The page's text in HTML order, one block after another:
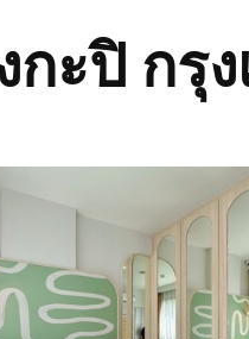
ะปิ กรุง